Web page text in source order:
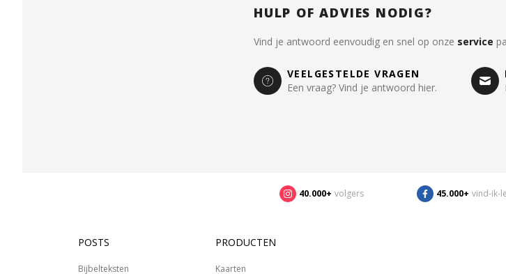
HULP OF ADVIES NODIG?
Vind je antwoord eenvoudig en snel op onze service
VEELGESTELDE VRAGEN
Een vraag? Vind je antwoord hier.
40.000+ volgers 45.000+ vind-ik-
POSTS
Bijbelteksten
PRODUCTEN
Kaarten